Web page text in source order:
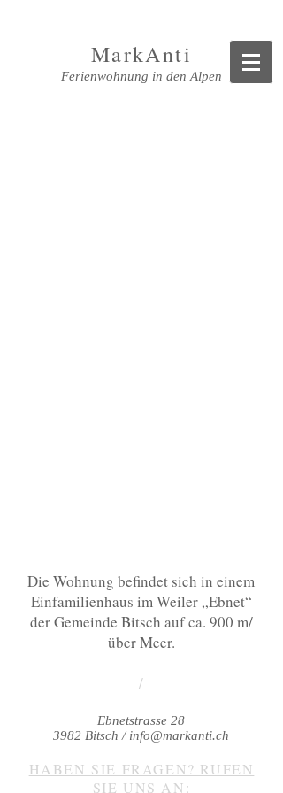
MarkAnti
Ferienwohnung in den Alpen
Die Wohnung befindet sich in einem
Einfamilienhaus im Weiler „Ebnet“
der Gemeinde Bitsch auf ca. 900 m/
über Meer.
/
Ebnetstrasse 28
3982 Bitsch / info@markanti.ch
HABEN SIE FRAGEN? RUFEN
SIE UNS AN: